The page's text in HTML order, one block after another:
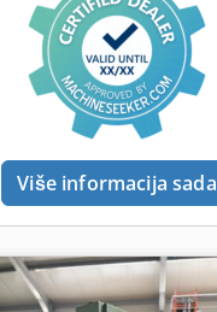
Više informacija sada